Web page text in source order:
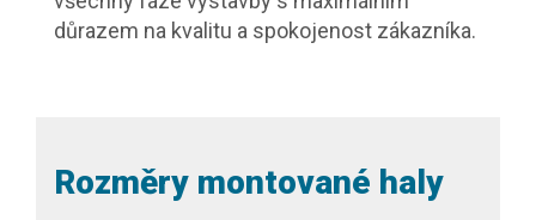
důrazem na kvalitu a spokojenost zákazníka.
Rozměry montované haly